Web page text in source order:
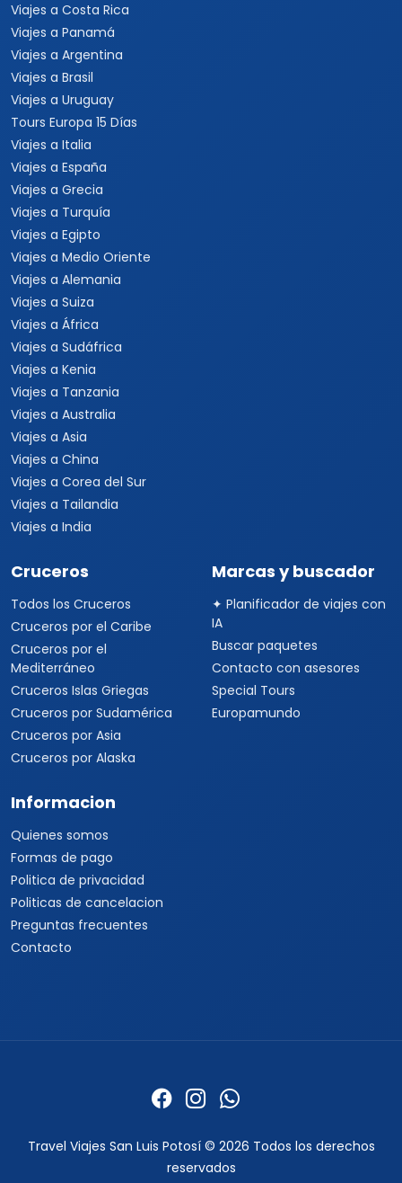
Viajes a Costa Rica
Viajes a Panamá
Viajes a Argentina
Viajes a Brasil
Viajes a Uruguay
Tours Europa 15 Días
Viajes a Italia
Viajes a España
Viajes a Grecia
Viajes a Turquía
Viajes a Egipto
Viajes a Medio Oriente
Viajes a Alemania
Viajes a Suiza
Viajes a África
Viajes a Sudáfrica
Viajes a Kenia
Viajes a Tanzania
Viajes a Australia
Viajes a Asia
Viajes a China
Viajes a Corea del Sur
Viajes a Tailandia
Viajes a India
Cruceros
Todos los Cruceros
Cruceros por el Caribe
Cruceros por el
Mediterráneo
Cruceros Islas Griegas
Cruceros por Sudamérica
Cruceros por Asia
Cruceros por Alaska
Marcas y buscador
✦ Planificador de viajes con
IA
Buscar paquetes
Contacto con asesores
Special Tours
Europamundo
Informacion
Quienes somos
Formas de pago
Politica de privacidad
Politicas de cancelacion
Preguntas frecuentes
Contacto
Travel Viajes San Luis Potosí © 2026 Todos los derechos
reservados